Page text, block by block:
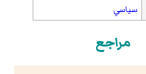
سياسي
مراجع